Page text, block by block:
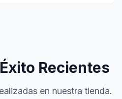
Recientes
en nuestra tienda.